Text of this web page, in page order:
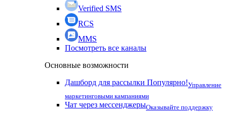
Verified SMS
RCS
MMS
Посмотреть все каналы
Основные возможности
Дашборд для рассылки Популярно!Управление
маркетинговыми кампаниями
Чат через мессенджерыОказывайте поддержку